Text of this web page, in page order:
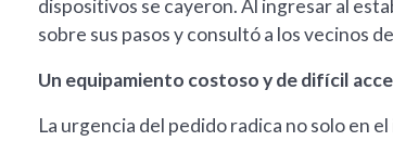
dispositivos se cayeron. Al ingresar al
sobre sus pasos y consultó a los vecinos
Un equipamiento costoso y de difícil
La urgencia del pedido radica no solo en